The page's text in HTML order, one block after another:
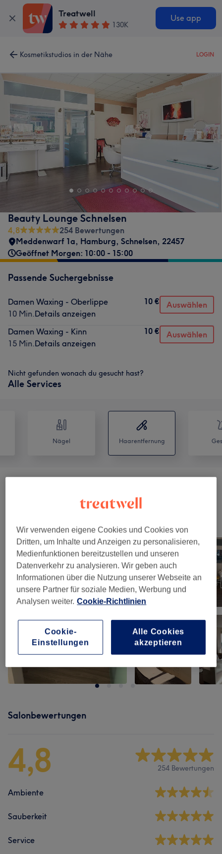
Treatwell
130K
Use app
Kosmetikstudios in der Nähe LOGIN
Beauty Lounge Schnelsen
4,8
254 Bewertungen
Meddenwarf 1a, Hamburg, Schnelsen, 22457
Geöffnet Morgen: 10:00 - 15:00
Passende Suchergebnisse
Damen Waxing - Oberlippe
10 Min.Details anzeigen
10 € Auswählen
Damen Waxing - Kinn
15 Min.Details anzeigen
10 € Auswählen
Nicht gefunden wonach du gesucht hast?
Alle Services
Nägel Haarentfernung
Bild anklicken für weitere Details
Salonbewertungen
4,8 254 Bewertungen
Ambiente
Sauberkeit
Service
Wir verwenden eigene Cookies und Cookies von
Dritten, um Inhalte und Anzeigen zu personalisieren,
Medienfunktionen bereitzustellen und unseren
Datenverkehr zu analysieren. Wir geben auch
Informationen über die Nutzung unserer Webseite an
unsere Partner für soziale Medien, Werbung und
Analysen weiter. Cookie-Richtlinien
Cookie-
Einstellungen
Alle Cookies
akzeptieren